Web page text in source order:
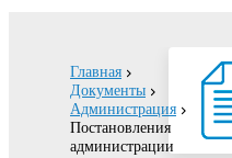
Главная
Документы
Администрация
Постановления
администрации